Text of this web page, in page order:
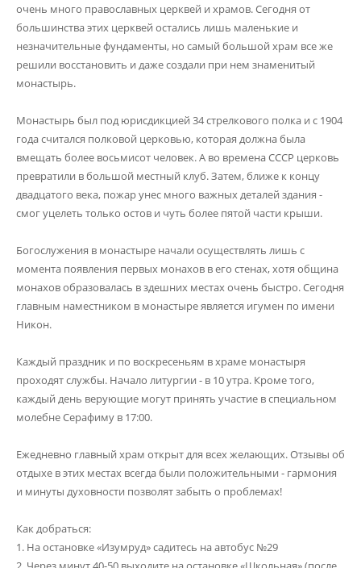
очень много православных церквей и храмов. Сегодня от
большинства этих церквей остались лишь маленькие и
незначительные фундаменты, но самый большой храм все же
решили восстановить и даже создали при нем знаменитый
монастырь.
Монастырь был под юрисдикцией 34 стрелкового полка и с 1904
года считался полковой церковью, которая должна была
вмещать более восьмисот человек. А во времена СССР церковь
превратили в большой местный клуб. Затем, ближе к концу
двадцатого века, пожар унес много важных деталей здания -
смог уцелеть только остов и чуть более пятой части крыши.
Богослужения в монастыре начали осуществлять лишь с
момента появления первых монахов в его стенах, хотя община
монахов образовалась в здешних местах очень быстро. Сегодня
главным наместником в монастыре является игумен по имени
Никон.
Каждый праздник и по воскресеньям в храме монастыря
проходят службы. Начало литургии - в 10 утра. Кроме того,
каждый день верующие могут принять участие в специальном
молебне Серафиму в 17:00.
Ежедневно главный храм открыт для всех желающих. Отзывы об
отдыхе в этих местах всегда были положительными - гармония
и минуты духовности позволят забыть о проблемах!
Как добраться:
1. На остановке «Изумруд» садитесь на автобус №29